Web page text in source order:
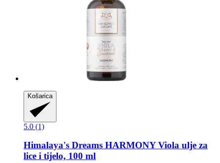
Košarica
5.0 (1)
Himalaya's Dreams HARMONY Viola ulje za
lice i tijelo, 100 ml